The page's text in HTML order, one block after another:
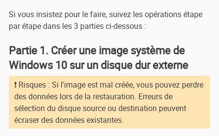
Si vous insistez pour le faire, suivez les opérations étape
par étape dans les 3 parties ci-dessous :
Partie 1. Créer une image système de
Windows 10 sur un disque dur externe
❗ Risques : Si l'image est mal créée, vous pouvez perdre
des données lors de la restauration. Erreurs de
sélection du disque source ou destination peuvent
écraser des données existantes.